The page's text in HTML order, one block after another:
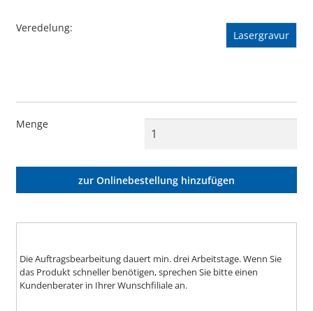
Veredelung
Lasergravur
Menge
zur Onlinebestellung hinzufügen
Die Auftragsbearbeitung dauert min. drei Arbeitstage. Wenn Sie
das Produkt schneller benötigen, sprechen Sie bitte einen
Kundenberater in Ihrer Wunschfiliale an.